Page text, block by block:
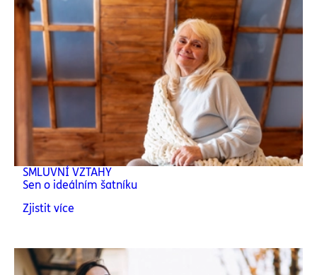
SMLUVNÍ VZTAHY
Sen o ideálním šatníku
Zjistit více